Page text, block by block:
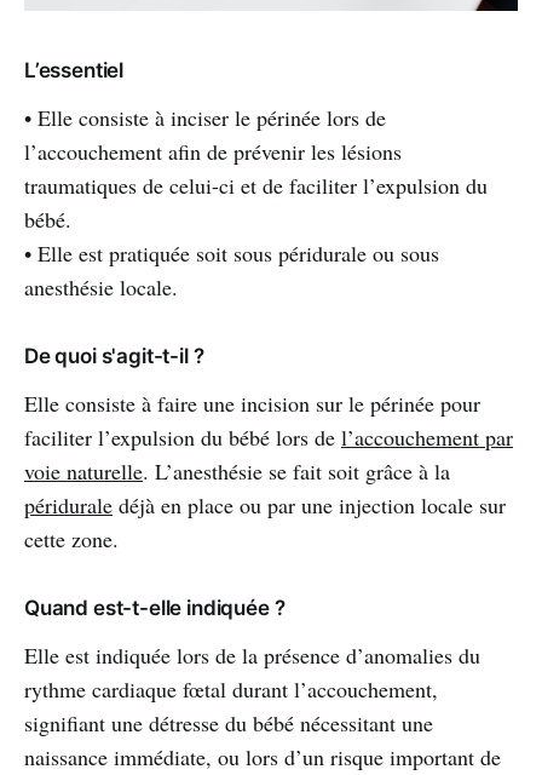
L’essentiel
• Elle consiste à inciser le périnée lors de
l’accouchement afin de prévenir les lésions
traumatiques de celui-ci et de faciliter l’expulsion du
bébé.
• Elle est pratiquée soit sous péridurale ou sous
anesthésie locale.
De quoi s'agit-t-il ?
Elle consiste à faire une incision sur le périnée pour
faciliter l’expulsion du bébé lors de l’accouchement par
voie naturelle. L’anesthésie se fait soit grâce à la
péridurale déjà en place ou par une injection locale sur
cette zone.
Quand est-t-elle indiquée ?
Elle est indiquée lors de la présence d’anomalies du
rythme cardiaque fœtal durant l’accouchement,
signifiant une détresse du bébé nécessitant une
naissance immédiate, ou lors d’un risque important de